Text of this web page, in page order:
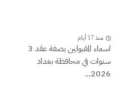
منذ 17 أيام
اسماء المقبولين بصفة عقد 3
سنوات في محافظة بغداد
2026...